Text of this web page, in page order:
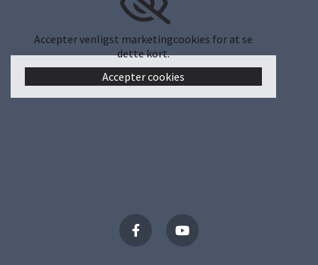
Accepter venligst marketingcookies for at se
dette kort.
Accepter cookies